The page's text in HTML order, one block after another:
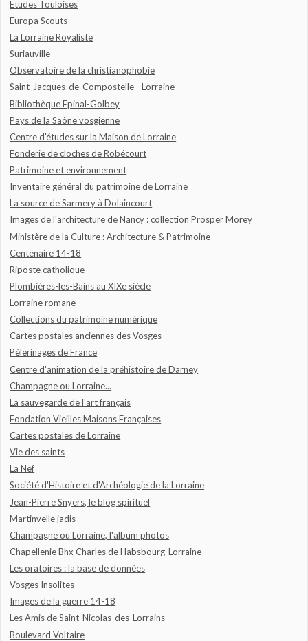
Etudes Touloises
Europa Scouts
La Lorraine Royaliste
Suriauville
Observatoire de la christianophobie
Saint-Jacques-de-Compostelle - Lorraine
Bibliothèque Epinal-Golbey
Pays de la Saône vosgienne
Centre d'études sur la Maison de Lorraine
Fonderie de cloches de Robécourt
Patrimoine et environnement
Inventaire général du patrimoine de Lorraine
La source de Sarmery à Dolaincourt
Images de l'architecture de Nancy : collection Prosper Morey
Ministère de la Culture : Architecture & Patrimoine
Centenaire 14-18
Riposte catholique
Plombières-les-Bains au XIXe siècle
Lorraine romane
Collections du patrimoine numérique
Cartes postales anciennes des Vosges
Pèlerinages de France
Centre d'animation de la préhistoire de Darney
Champagne ou Lorraine...
La sauvegarde de l'art français
Fondation Vieilles Maisons Françaises
Cartes postales de Lorraine
Vie des saints
La Nef
Société d'Histoire et d'Archéologie de la Lorraine
Jean-Pierre Snyers, le blog spirituel
Martinvelle jadis
Champagne ou Lorraine, l'album photos
Chapellenie Bhx Charles de Habsbourg-Lorraine
Les oratoires : la base de données
Vosges Insolites
Images de la guerre 14-18
Les Amis de Saint-Nicolas-des-Lorrains
Boulevard Voltaire